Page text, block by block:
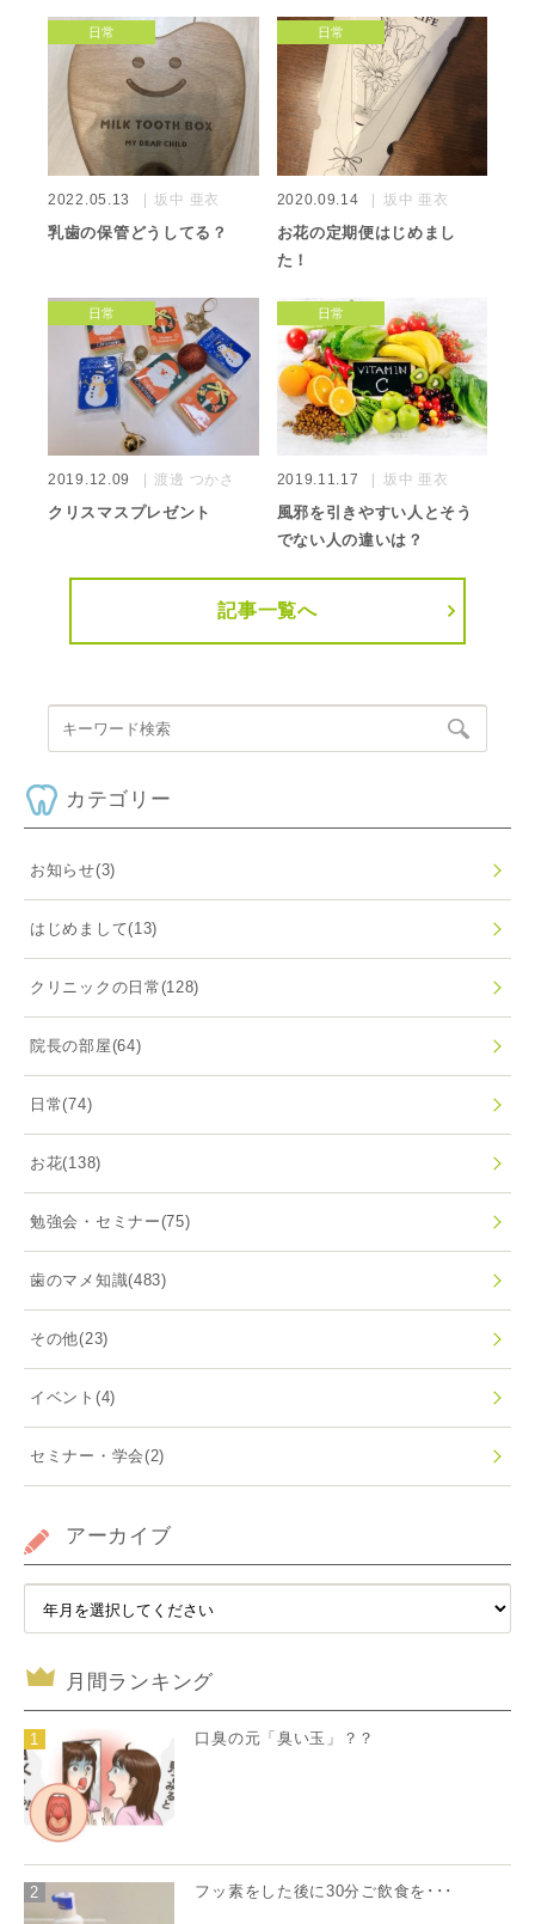
日常
2022.05.13 坂中 亜衣
乳歯の保管どうしてる？
日常
2020.09.14 坂中 亜衣
お花の定期便はじめまし
た！
日常
2019.12.09 渡邊 つかさ
クリスマスプレゼント
日常
2019.11.17 坂中 亜衣
風邪を引きやすい人とそう
でない人の違いは？
記事一覧へ
カテゴリー
お知らせ(3)
はじめまして(13)
クリニックの日常(128)
院長の部屋(64)
日常(74)
お花(138)
勉強会・セミナー(75)
歯のマメ知識(483)
その他(23)
イベント (4)
セミナー・学会(2)
アーカイブ
月間ランキング
1 口臭の元「臭い玉」？？
2 フッ素をした後に30分ご飲食を･･･